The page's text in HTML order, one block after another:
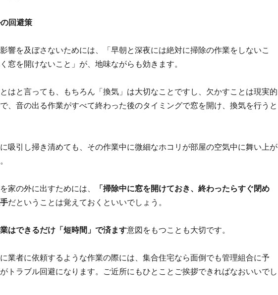
回避策
響を及ぼさないためには、「早朝と深夜には絶対に掃除の作業をしないこ
窓を開けないこと」が、地味ながらも効きます。
はと言っても、もちろん「換気」は大切なことですし、欠かすことは現実的
、音の出る作業がすべて終わった後のタイミングで窓を開け、換気を行うと
吸引し掃き清めても、その作業中に微細なホコリが部屋の空気中に舞い上が
家の外に出すためには、
「掃除中に窓を開けておき、終わったらすぐ閉め
だということは覚えておくといいでしょう。
はできるだけ「短時間」で済ます意図をもつことも大切です。
業者に依頼するような作業の際には、集合住宅なら面倒でも管理組合に予
トラブル回避になります。ご近所にもひとことご挨拶できればなおいいでし